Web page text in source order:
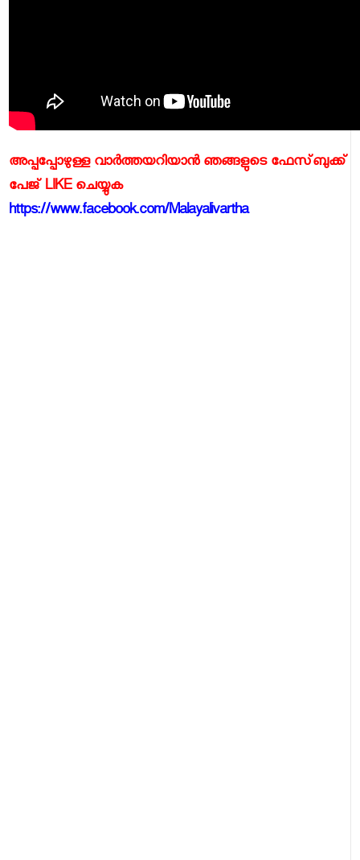
അപ്പപ്പോഴുള്ള വാര്‍ത്തയറിയാന്‍ ഞങ്ങളുടെ ഫേസ്‌ബുക്ക്‌
പേജ് LIKE ചെയ്യുക
https://www.facebook.com/Malayalivartha